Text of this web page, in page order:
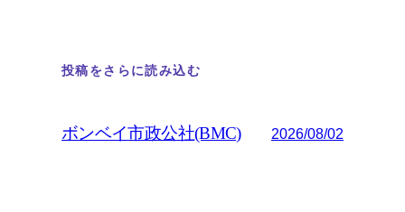
投稿をさらに読み込む
ボンベイ市政公社(BMC) 2026/08/02